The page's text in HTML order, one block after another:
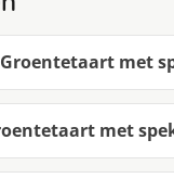
met
met